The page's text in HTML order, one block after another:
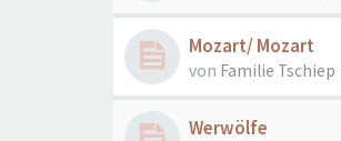
Mozart/ Mozart
von Familie Tschiep
Werwölfe